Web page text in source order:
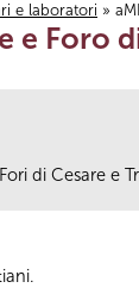
e laboratori »
e Foro
di Cesare